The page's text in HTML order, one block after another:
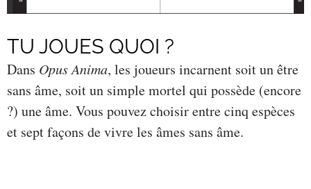
TU JOUES QUOI ?
Dans Opus Anima, les joueurs incarnent soit un être
sans âme, soit un simple mortel qui possède (encore
?) une âme. Vous pouvez choisir entre cinq espèces
et sept façons de vivre les âmes sans âme.